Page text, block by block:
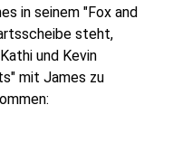
in seinem "Fox and
steht,
und Kevin
mit James zu